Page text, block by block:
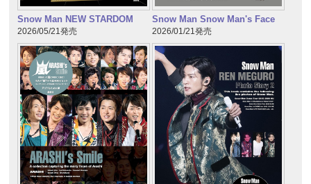
Snow Man NEW STARDOM
2026/05/21発売
Snow Man Snow Man's Face
2026/01/21発売